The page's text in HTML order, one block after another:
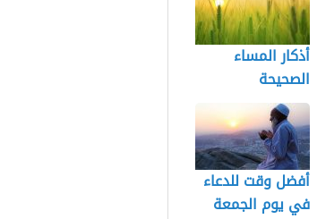
أذكار المساء
الصحيحة
أفضل وقت للدعاء
في يوم الجمعة